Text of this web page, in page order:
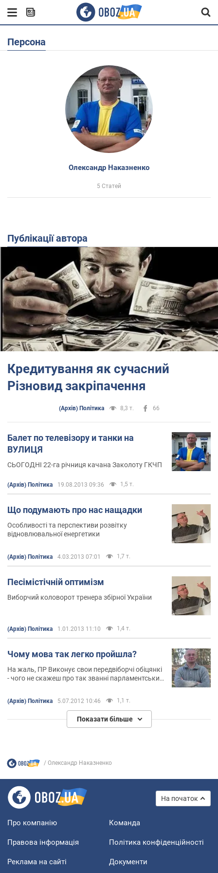
Персона
Олександр Наказненко
5 Статей
Публікації автора
Кредитування як сучасний
Різновид закріпачення
(Архів) Політика 8,3 т. 66
Балет по телевізору и танки на
ВУЛИЦЯ
СЬОГОДНІ 22-га річниця качана Заколоту ГКЧП
(Архів) Політика 19.08.2013 09:36 1,5 т.
Що подумають про нас нащадки
Особливості та перспективи розвітку
відновлювальної енергетики
(Архів) Політика 4.03.2013 07:01 1,7 т.
Песімістічній оптимізм
Виборчий коловорот тренера збірної України
(Архів) Політика 1.01.2013 11:10 1,4 т.
Чому мова так легко пройшла?
На жаль, ПР Виконує свои передвіборчі обіцянкі
- чого не скажеш про так званні парламентськиїх
(Архів) Політика 5.07.2012 10:46 1,1 т.
Показати більше
Олександр Наказненко
На початок
Про компанію Команда
Правова інформація Політика конфіденційності
Реклама на сайті Документи